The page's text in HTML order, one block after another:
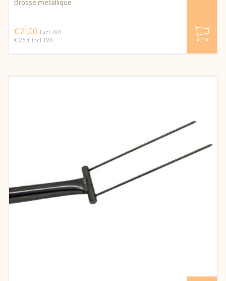
Brosse métallique
€ 21,00 Excl. TVA
€ 25.41 Incl. TVA